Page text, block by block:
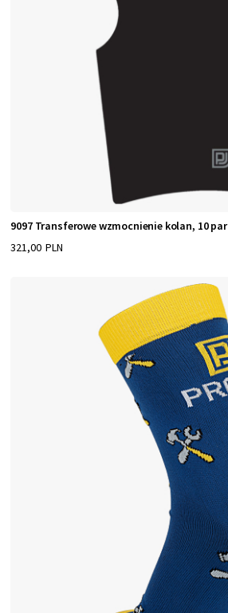
9097 Transferowe wzmocnienie kolan, 10 par
321,00 PLN